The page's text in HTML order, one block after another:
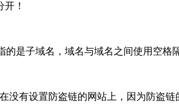
！
的是子域名，域名与域名之间使用空格
有设置防盗链的网站上，因为防盗